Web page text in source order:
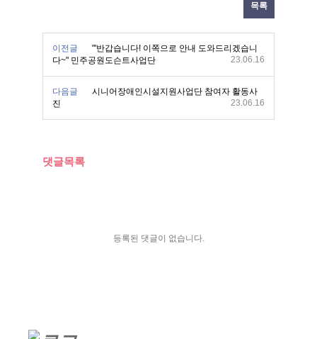
목록
이전글
"'반갑습니다! 이쪽으로 안내 도와드리겠습니
다~" 민주공원도슨트사업단
23.06.16
다음글
시니어장애인시설지원사업단 참여자 활동사
진
23.06.16
댓글목록
등록된 댓글이 없습니다.